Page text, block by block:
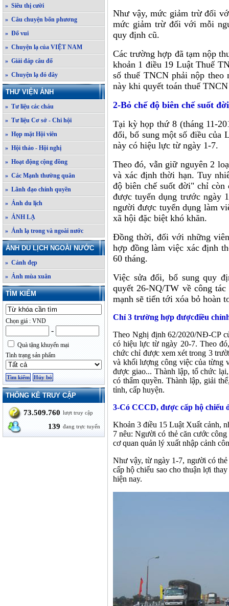
» Siêu thị cười
» Câu chuyện bốn phương
» Đố vui
» Chuyện lạ của VIỆT NAM
» Giải đáp câu đố
» Chuyện lạ đó đây
THƯ VIỆN ẢNH
» Tư liệu các cháu
» Tư liệu Cơ sở - Chi hội
» Họp mặt Hội viên
» Hội thảo - Hội nghị
» Hoạt động cộng đồng
» Các Mạnh thường quân
» Lãnh đạo chính quyền
» Ảnh du lịch
» ẢNH LẠ
» Ảnh lạ trong và ngoài nước
ẢNH DU LỊCH NGOÀI NƯỚC
» Cảnh đẹp
» Ảnh mùa xuân
TÌM KIẾM
Chọn giá : VND
-
Quà tặng khuyến mại
Tình trạng sản phẩm
THỐNG KÊ TRUY CẬP
73.509.760 lượt truy cập
139 đang trực tuyến
Như vậy, mức giảm trừ đối
mức giảm trừ đối với mỗi
quy định cũ.
Các trường hợp đã tạm nộp
khoản 1 điều 19 Luật Thuế
số thuế TNCN phải nộp
này khi quyết toán thuế
2-Bỏ chế độ biên chế suốt
Tại kỳ họp thứ 8 (tháng 11-
đổi, bổ sung một số điều của
này có hiệu lực từ ngày 1-7.
Theo đó, vẫn giữ nguyên 2
và xác định thời hạn. Tuy
độ biên chế suốt đời" chỉ
được tuyển dụng trước ngày
người được tuyển dụng làm
xã hội đặc biệt khó khăn.
Đồng thời, đối với những
hợp đồng làm việc xác định
60 tháng.
Việc sửa đổi, bổ sung quy
quyết 26-NQ/TW về công
mạnh sẽ tiến tới xóa bỏ hoàn
Chỉ 3 trường hợp đượcđiều
Theo Nghị định 62/2020/NĐ-CP
có hiệu lực từ ngày 20-7. Theo
chức chỉ được xem xét trong 3
và khối lượng công việc của từng
được giao... Thành lập, tổ chức
có thẩm quyền. Thành lập, giải
tỉnh, cấp huyện.
3-Có CCCD, được cấp hộ chiếu
Khoản 3 điều 15 Luật Xuất cảnh,
7 nêu: Người có thẻ căn cước
cơ quan quản lý xuất nhập cảnh
Như vậy, từ ngày 1-7, người có
cấp hộ chiếu sao cho thuận lợi
hiện nay.